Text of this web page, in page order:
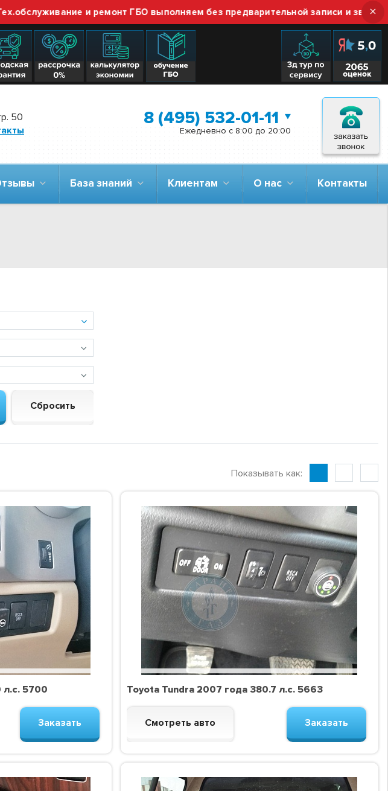
и ремонт ГБО выполняем без предварительной записи и звонка — ×
50
8 (495) 532-01-11
Ежедневно с 8:00 до 20:00
База знаний Клиентам О нас Контакты
Показывать как:
л.с. 5700
Заказать
Toyota Tundra 2007 года 380.7 л.с. 5663
Смотреть авто Заказать